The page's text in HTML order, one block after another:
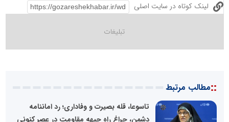
لینک کوتاه در سایت اصلی
::مطالب مرتبط
تاسوعا، قله بصیرت و وفاداری؛ رد اماننامه
دشمن، چراغ راه جبهه مقاومت در عصر کنونی